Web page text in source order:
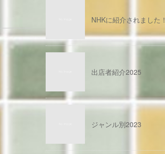
NHKに紹介されました！
出店者紹介2025
ジャンル別2023